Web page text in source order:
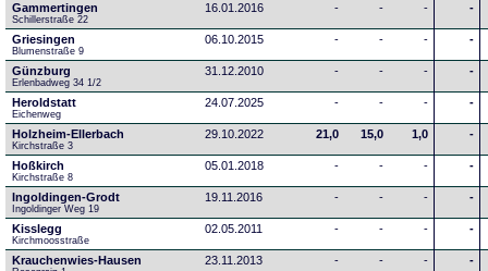
Gammertingen
Schillerstraße 22
16.01.2016 - - - -
Griesingen
Blumenstraße 9
06.10.2015 - - - -
Günzburg
Erlenbadweg 34 1/2
31.12.2010 - - - -
Heroldstatt
Eichenweg
24.07.2025 - - - -
Holzheim-Ellerbach
Kirchstraße 3
29.10.2022 21,0 15,0 1,0 -
Hoßkirch
Kirchstraße 8
05.01.2018 - - - -
Ingoldingen-Grodt
Ingoldinger Weg 19
19.11.2016 - - - -
Kisslegg
Kirchmoosstraße
02.05.2011 - - - -
Krauchenwies-Hausen 23.11.2013 - - - -